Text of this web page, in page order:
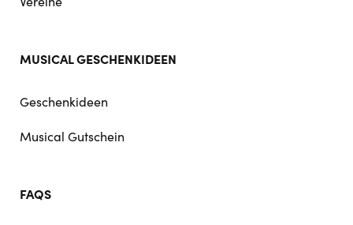
MUSICAL GESCHENKIDEEN
Geschenkideen
Musical Gutschein
FAQS